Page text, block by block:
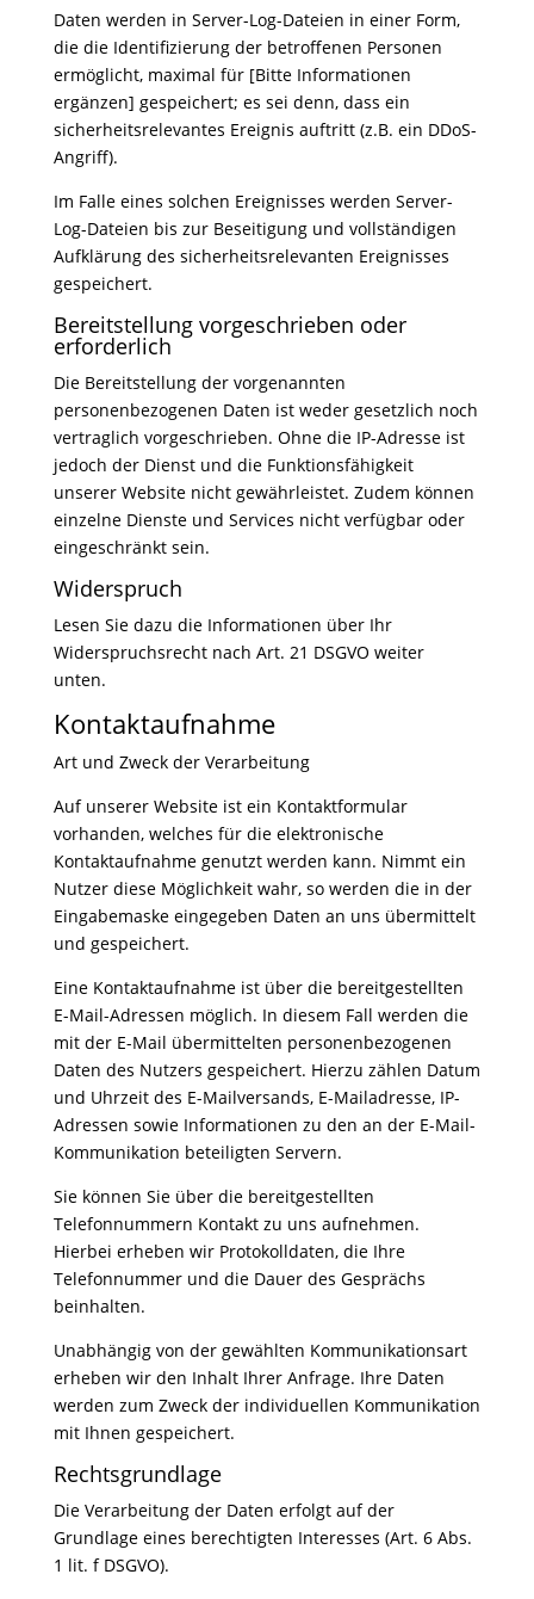
Daten werden in Server-Log-Dateien in einer Form,
die die Identifizierung der betroffenen Personen
ermöglicht, maximal für [Bitte Informationen
ergänzen] gespeichert; es sei denn, dass ein
sicherheitsrelevantes Ereignis auftritt (z.B. ein DDoS-
Angriff).
Im Falle eines solchen Ereignisses werden Server-
Log-Dateien bis zur Beseitigung und vollständigen
Aufklärung des sicherheitsrelevanten Ereignisses
gespeichert.
Bereitstellung vorgeschrieben oder
erforderlich
Die Bereitstellung der vorgenannten
personenbezogenen Daten ist weder gesetzlich noch
vertraglich vorgeschrieben. Ohne die IP-Adresse ist
jedoch der Dienst und die Funktionsfähigkeit
unserer Website nicht gewährleistet. Zudem können
einzelne Dienste und Services nicht verfügbar oder
eingeschränkt sein.
Widerspruch
Lesen Sie dazu die Informationen über Ihr
Widerspruchsrecht nach Art. 21 DSGVO weiter
unten.
Kontaktaufnahme
Art und Zweck der Verarbeitung
Auf unserer Website ist ein Kontaktformular
vorhanden, welches für die elektronische
Kontaktaufnahme genutzt werden kann. Nimmt ein
Nutzer diese Möglichkeit wahr, so werden die in der
Eingabemaske eingegeben Daten an uns übermittelt
und gespeichert.
Eine Kontaktaufnahme ist über die bereitgestellten
E-Mail-Adressen möglich. In diesem Fall werden die
mit der E-Mail übermittelten personenbezogenen
Daten des Nutzers gespeichert. Hierzu zählen Datum
und Uhrzeit des E-Mailversands, E-Mailadresse, IP-
Adressen sowie Informationen zu den an der E-Mail-
Kommunikation beteiligten Servern.
Sie können Sie über die bereitgestellten
Telefonnummern Kontakt zu uns aufnehmen.
Hierbei erheben wir Protokolldaten, die Ihre
Telefonnummer und die Dauer des Gesprächs
beinhalten.
Unabhängig von der gewählten Kommunikationsart
erheben wir den Inhalt Ihrer Anfrage. Ihre Daten
werden zum Zweck der individuellen Kommunikation
mit Ihnen gespeichert.
Rechtsgrundlage
Die Verarbeitung der Daten erfolgt auf der
Grundlage eines berechtigten Interesses (Art. 6 Abs.
1 lit. f DSGVO).